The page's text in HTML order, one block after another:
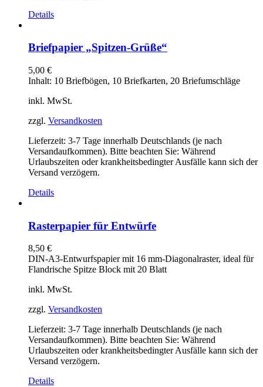
Details
Briefpapier „Spitzen-Grüße“
5,00 €
Inhalt: 10 Briefbögen, 10 Briefkarten, 20 Briefumschläge
inkl. MwSt.
zzgl. Versandkosten
Lieferzeit: 3-7 Tage innerhalb Deutschlands (je nach
Versandaufkommen). Bitte beachten Sie: Während
Urlaubszeiten oder krankheitsbedingter Ausfälle kann sich der
Versand verzögern.
Details
Rasterpapier für Entwürfe
8,50 €
DIN-A3-Entwurfspapier mit 16 mm-Diagonalraster, ideal für
Flandrische Spitze Block mit 20 Blatt
inkl. MwSt.
zzgl. Versandkosten
Lieferzeit: 3-7 Tage innerhalb Deutschlands (je nach
Versandaufkommen). Bitte beachten Sie: Während
Urlaubszeiten oder krankheitsbedingter Ausfälle kann sich der
Versand verzögern.
Details